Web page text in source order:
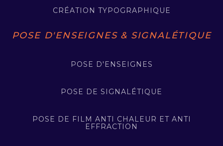
CRÉATION TYPOGRAPHIQUE
POSE D'ENSEIGNES & SIGNALÉTIQUE
POSE D'ENSEIGNES
POSE DE SIGNALÉTIQUE
POSE DE FILM ANTI CHALEUR ET ANTI
EFFRACTION